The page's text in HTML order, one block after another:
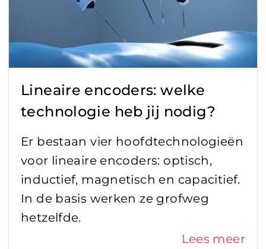
Lineaire encoders: welke
technologie heb jij nodig?
Er bestaan vier hoofdtechnologieën
voor lineaire encoders: optisch,
inductief, magnetisch en capacitief.
In de basis werken ze grofweg
hetzelfde.
Lees meer